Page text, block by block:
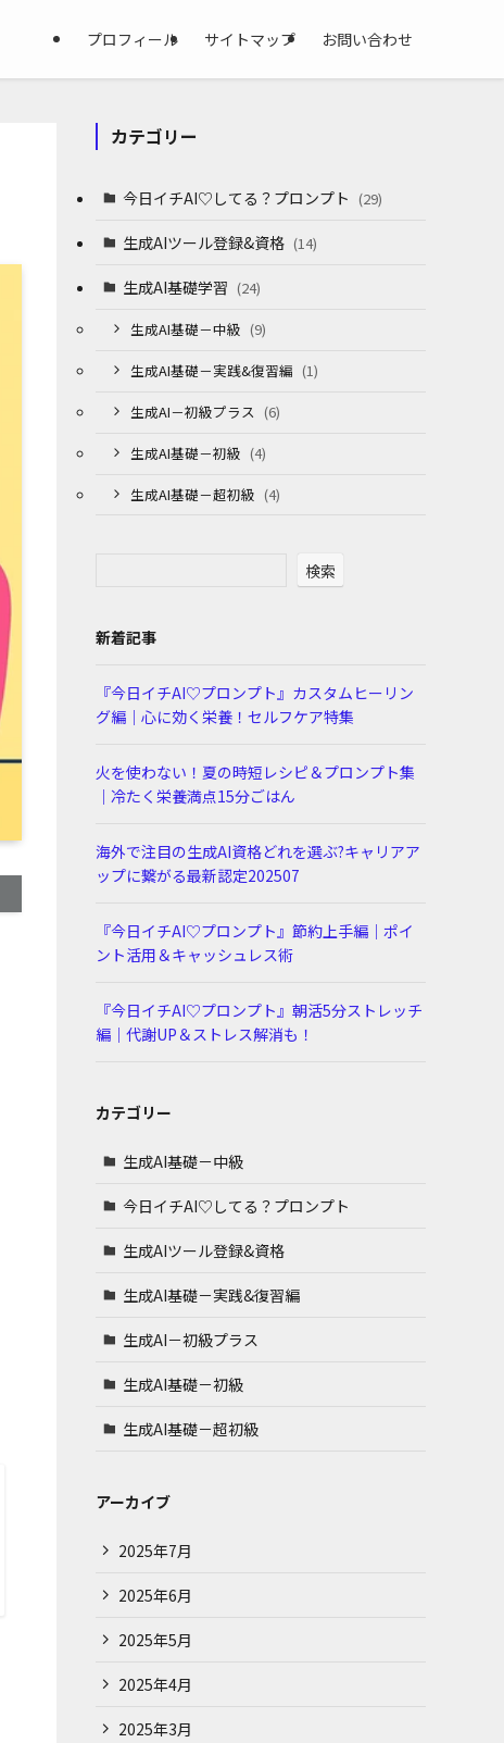
プロフィール サイトマップ お問い合わせ
カテゴリー
今日イチAI♡してる？プロンプト (29)
生成AIツール登録&資格 (14)
生成AI基礎学習 (24)
生成AI基礎－中級 (9)
生成AI基礎－実践&復習編 (1)
生成AI－初級プラス (6)
生成AI基礎－初級 (4)
生成AI基礎－超初級 (4)
検索
新着記事
『今日イチAI♡プロンプト』カスタムヒーリン
グ編｜心に効く栄養！セルフケア特集
火を使わない！夏の時短レシピ＆プロンプト集
｜冷たく栄養満点15分ごはん
海外で注目の生成AI資格どれを選ぶ?キャリアア
ップに繋がる最新認定202507
『今日イチAI♡プロンプト』節約上手編｜ポイ
ント活用＆キャッシュレス術
『今日イチAI♡プロンプト』朝活5分ストレッチ
編｜代謝UP＆ストレス解消も！
カテゴリー
生成AI基礎－中級
今日イチAI♡してる？プロンプト
生成AIツール登録&資格
生成AI基礎－実践&復習編
生成AI－初級プラス
生成AI基礎－初級
生成AI基礎－超初級
アーカイブ
2025年7月
2025年6月
2025年5月
2025年4月
2025年3月